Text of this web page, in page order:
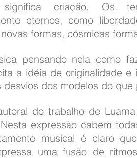
significa criação. Os
eternos, como
formas, cósmicas
pensando nela como
a idéia de originalidade e
desvios dos modelos do que
do trabalho de
expressão cabem
musical é claro
uma fusão de